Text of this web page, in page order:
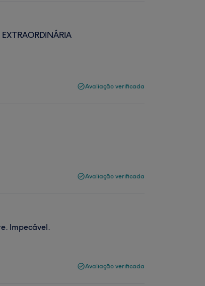
Avaliação verificada
Avaliação verificada
Impecável.
Avaliação verificada